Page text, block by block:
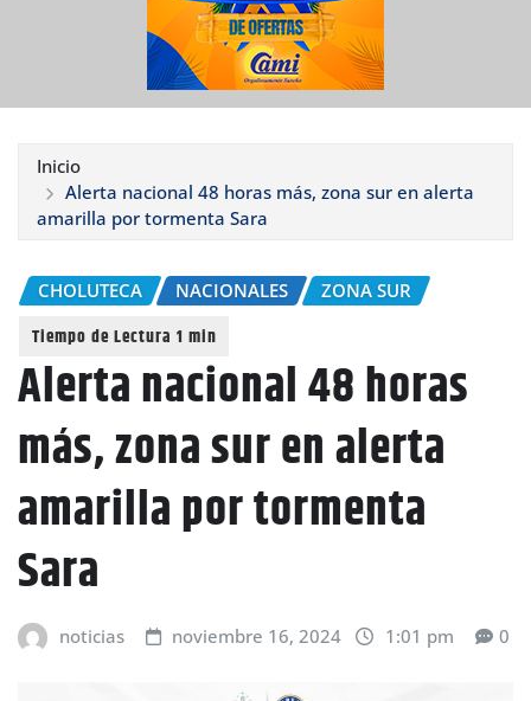
Inicio
Alerta nacional 48 horas más, zona sur en alerta
amarilla por tormenta Sara
CHOLUTECA NACIONALES ZONA SUR
Alerta nacional 48 horas
más, zona sur en alerta
amarilla por tormenta
Sara
noticias noviembre 16, 2024 1:01 pm 0